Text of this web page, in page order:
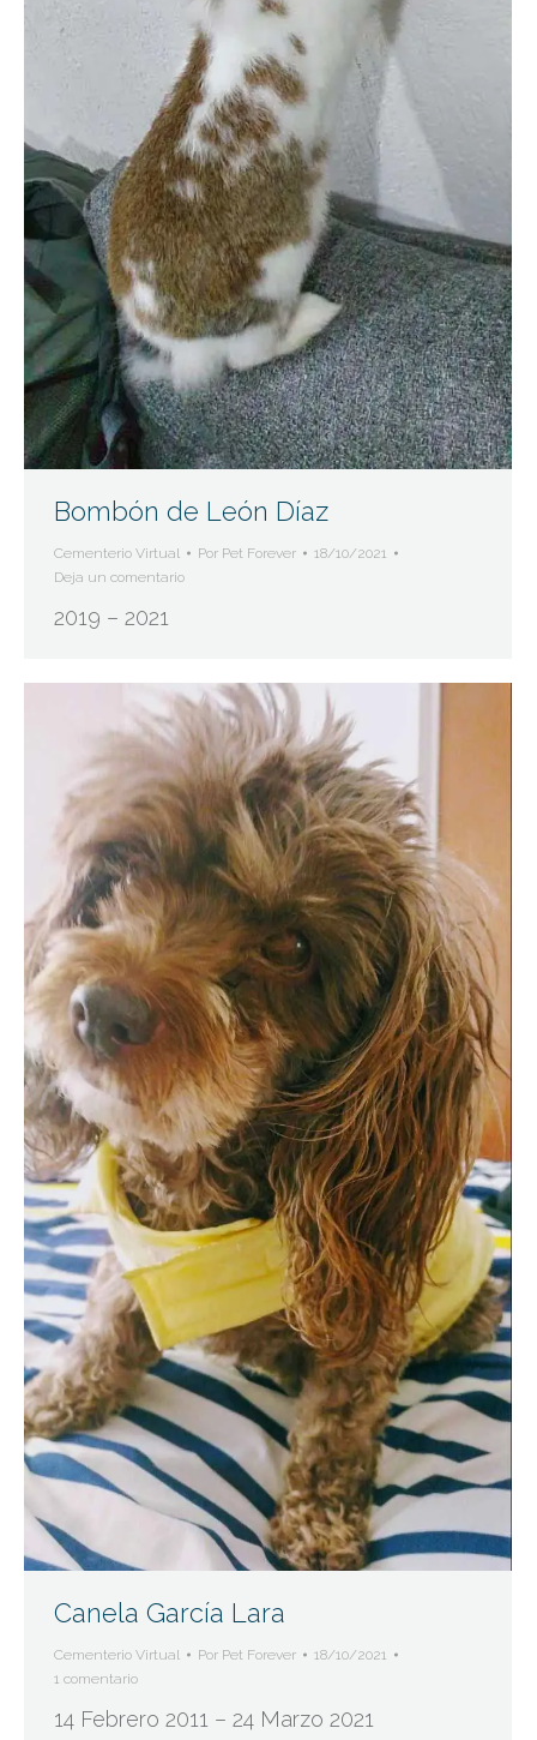
Bombón de León Díaz
Cementerio Virtual Por Pet Forever
18/10/2021
Deja un comentario
2019 – 2021
Canela García Lara
Cementerio Virtual Por Pet Forever
18/10/2021
1 comentario
14 Febrero 2011 – 24 Marzo 2021